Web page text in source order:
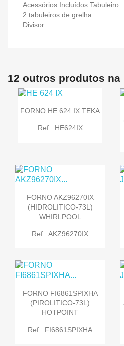
Acessórios Incluídos:Tabuleiro
2 tabuleiros de grelha
Divisor
12 outros produtos na
FORNO HE 624 IX TEKA
Ref.: HE624IX
FORNO AKZ96270IX
(HIDROLITICO-73L)
WHIRLPOOL
Ref.: AKZ96270IX
FORNO FI6861SPIXHA
(PIROLITICO-73L)
HOTPOINT
Ref.: FI6861SPIXHA